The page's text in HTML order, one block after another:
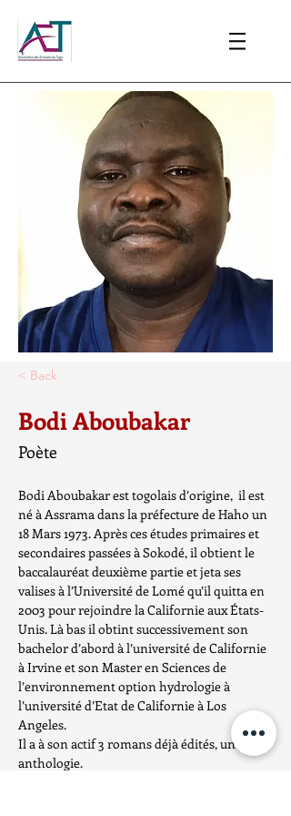
< Back
Bodi Aboubakar
Poète
Bodi Aboubakar est togolais d’origine,  il est
né à Assrama dans la préfecture de Haho un
18 Mars 1973. Après ces études primaires et
secondaires passées à Sokodé, il obtient le
baccalauréat deuxième partie et jeta ses
valises à l’Université de Lomé qu’il quitta en
2003 pour rejoindre la Californie aux États-
Unis. Là bas il obtint successivement son
bachelor d’abord à l’université de Californie
à Irvine et son Master en Sciences de
l’environnement option hydrologie à
l’université d’Etat de Californie à Los
Angeles.
Il a à son actif 3 romans déjà édités, une
anthologie.